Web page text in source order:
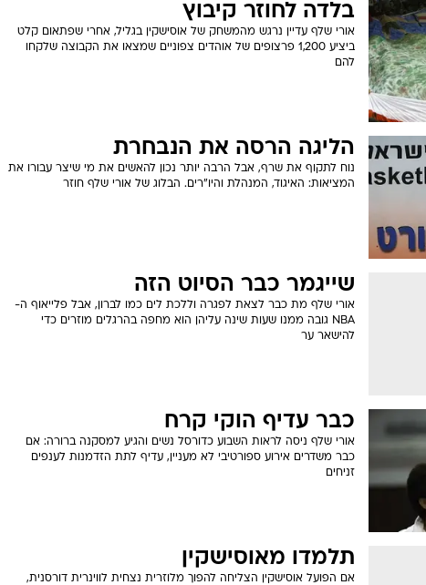
בלדה לחוזר קיבוץ
אורי שלף עדיין נרגש מהמשחק של אוסישקין בגליל, אחרי שפתאום קלט
ביציע 1,200 פרצופים של אוהדים צפוניים שמצאו את הקבוצה שלקחו
להם
הליגה הרסה את הנבחרת
נוח לתקוף את שרף, אבל הרבה יותר נכון להאשים את מי שיצר עבורו את
המציאות: האיגוד, המנהלת והיו"רים. הבלוג של אורי שלף חוזר
שייגמר כבר הסיוט הזה
אורי שלף מת כבר לצאת לפגרה וללכת לים כמו לברון, אבל פלייאוף ה-
NBA גובה ממנו שעות שינה עליהן הוא מחפה בהרגלים מוזרים כדי
להישאר ער
כבר עדיף הוקי קרח
אורי שלף ניסה לראות השבוע כדורסל נשים והגיע למסקנה ברורה: אם
כבר משדרים אירוע ספורטיבי לא מעניין, עדיף לתת הזדמנות לענפים
זניחים
תלמדו מאוסישקין
אם הפועל אוסישקין הצליחה להפוך מלוזרית נצחית לווינרית דורסנית,